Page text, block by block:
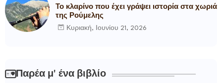
Το κλαρίνο που έχει γράψει ιστορία στα χωριά
της Ρούμελης
Κυριακή, Ιουνίου 21, 2026
Παρέα μ' ένα βιβλίο